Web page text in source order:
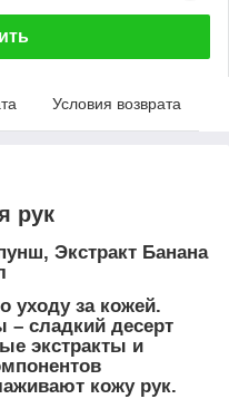
Условия возврата
рук
Экстракт Банана
уходу за кожей.
сладкий десерт
экстракты и
кожу рук.